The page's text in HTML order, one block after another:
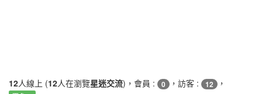
12人線上 (12人在瀏覽星迷交流)，會員 : 0 ，訪客 : 12 ，